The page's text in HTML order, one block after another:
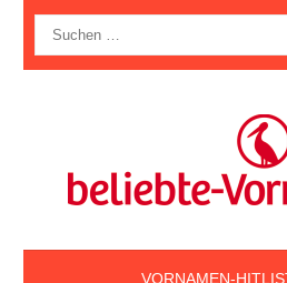
nach:
VORNAMEN-